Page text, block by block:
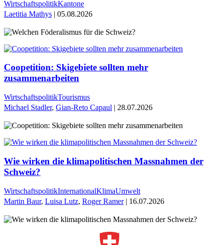
WirtschaftspolitikKantone
Laetitia Mathys | 05.08.2026
Coopetition: Skigebiete sollten mehr
zusammenarbeiten
WirtschaftspolitikTourismus
Michael Stadler, Gian-Reto Capaul | 28.07.2026
Wie wirken die klimapolitischen Massnahmen der
Schweiz?
WirtschaftspolitikInternationalKlimaUmwelt
Martin Baur, Luisa Lutz, Roger Ramer| 16.07.2026